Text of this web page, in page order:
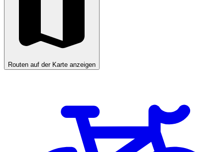
Routen auf der Karte anzeigen